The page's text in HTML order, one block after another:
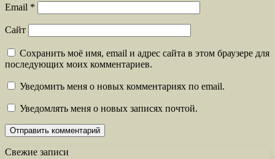
Email *
Сайт
Сохранить моё имя, email и адрес сайта в этом браузере для
последующих моих комментариев.
Уведомить меня о новых комментариях по email.
Уведомлять меня о новых записях почтой.
Свежие записи